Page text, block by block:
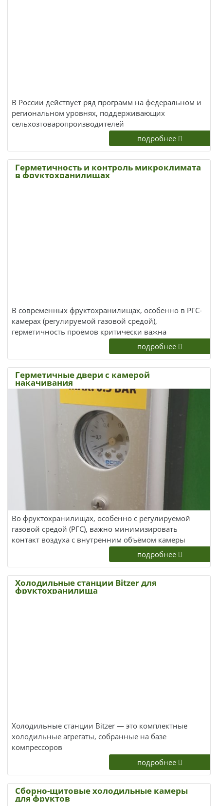
В России действует ряд программ на федеральном и
региональном уровнях, поддерживающих
сельхозтоваропроизводителей
подробнее
Герметичность и контроль микроклимата
в фруктохранилищах
В современных фруктохранилищах, особенно в РГС-
камерах (регулируемой газовой средой),
герметичность проёмов критически важна
подробнее
Герметичные двери с камерой
накачивания
Во фруктохранилищах, особенно с регулируемой
газовой средой (РГС), важно минимизировать
контакт воздуха с внутренним объёмом камеры
подробнее
Холодильные станции Bitzer для
фруктохранилища
Холодильные станции Bitzer — это комплектные
холодильные агрегаты, собранные на базе
компрессоров
подробнее
Сборно-щитовые холодильные камеры
для фруктов